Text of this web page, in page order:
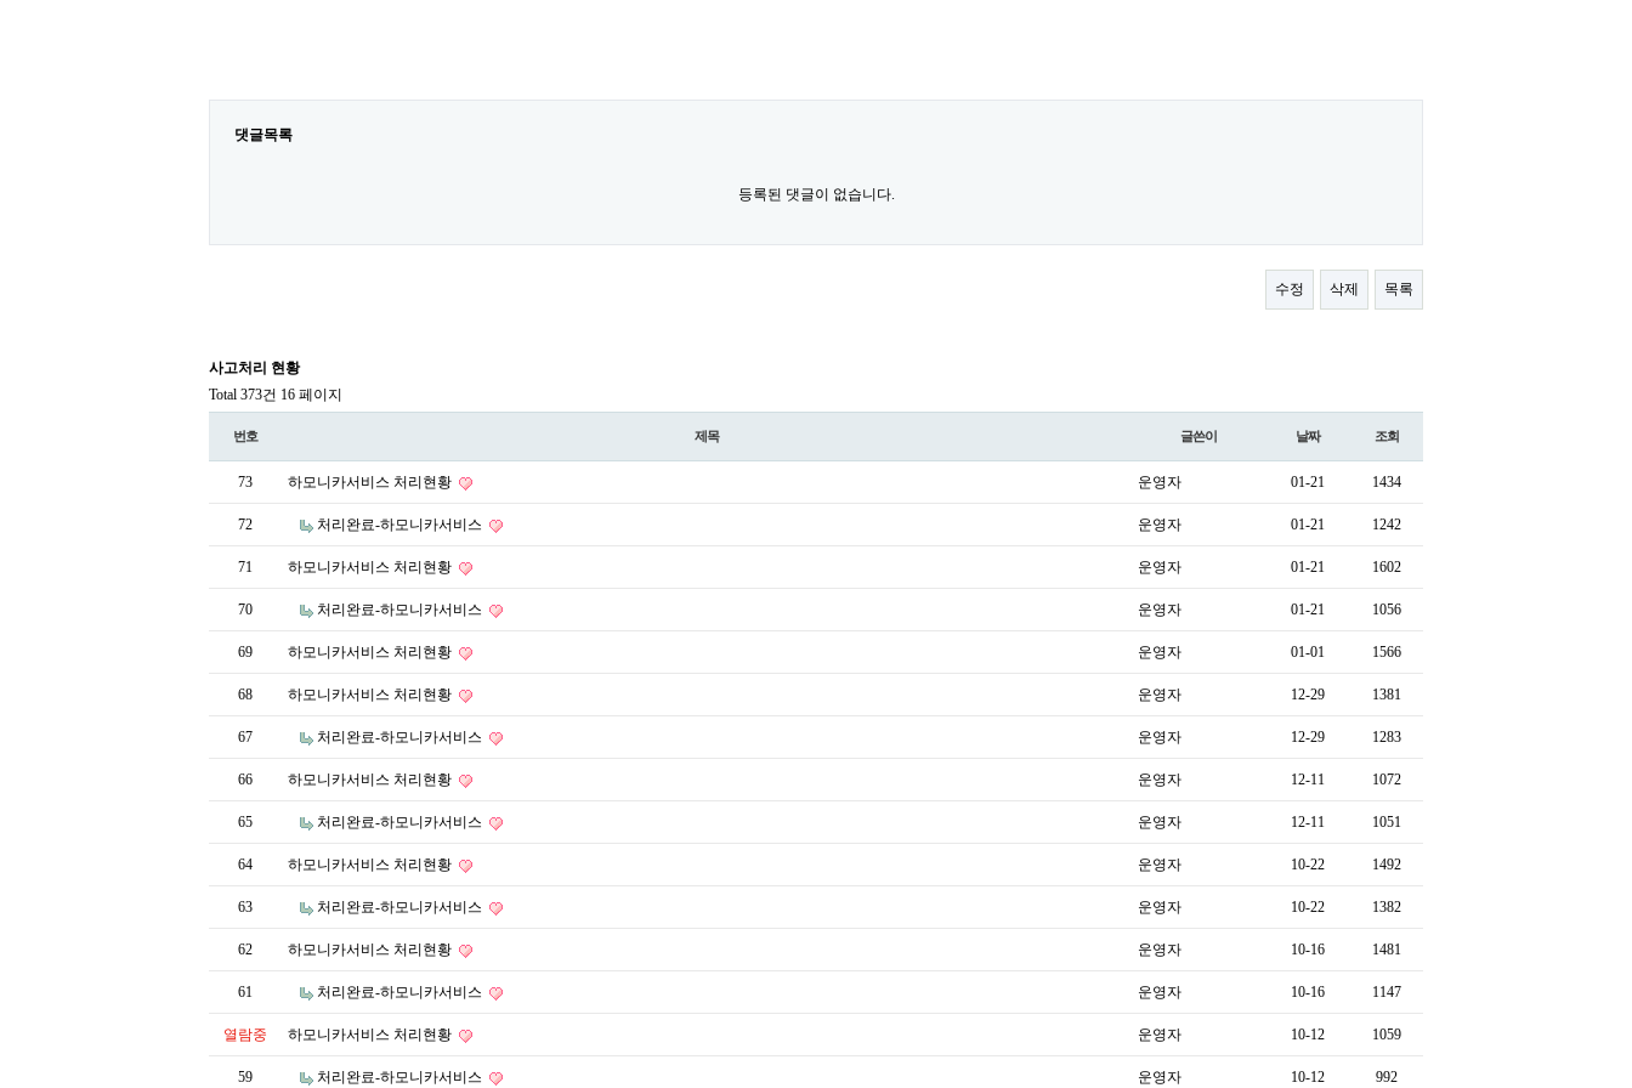
댓글목록
등록된 댓글이 없습니다.
수정 삭제 목록
사고처리 현황
Total 373건 16 페이지
번호 제목 글쓴이 날짜 조회
73 하모니카서비스 처리현황 운영자 01-21 1434
72 처리완료-하모니카서비스 운영자 01-21 1242
71 하모니카서비스 처리현황 운영자 01-21 1602
70 처리완료-하모니카서비스 운영자 01-21 1056
69 하모니카서비스 처리현황 운영자 01-01 1566
68 하모니카서비스 처리현황 운영자 12-29 1381
67 처리완료-하모니카서비스 운영자 12-29 1283
66 하모니카서비스 처리현황 운영자 12-11 1072
65 처리완료-하모니카서비스 운영자 12-11 1051
64 하모니카서비스 처리현황 운영자 10-22 1492
63 처리완료-하모니카서비스 운영자 10-22 1382
62 하모니카서비스 처리현황 운영자 10-16 1481
61 처리완료-하모니카서비스 운영자 10-16 1147
열람중 하모니카서비스 처리현황 운영자 10-12 1059
59 처리완료-하모니카서비스 운영자 10-12 992